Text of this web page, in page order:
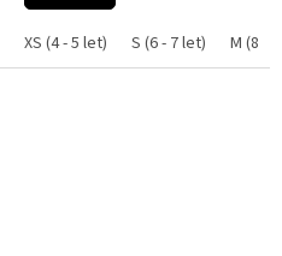
XS (4 - 5 let) S (6 - 7 let) M (8 -